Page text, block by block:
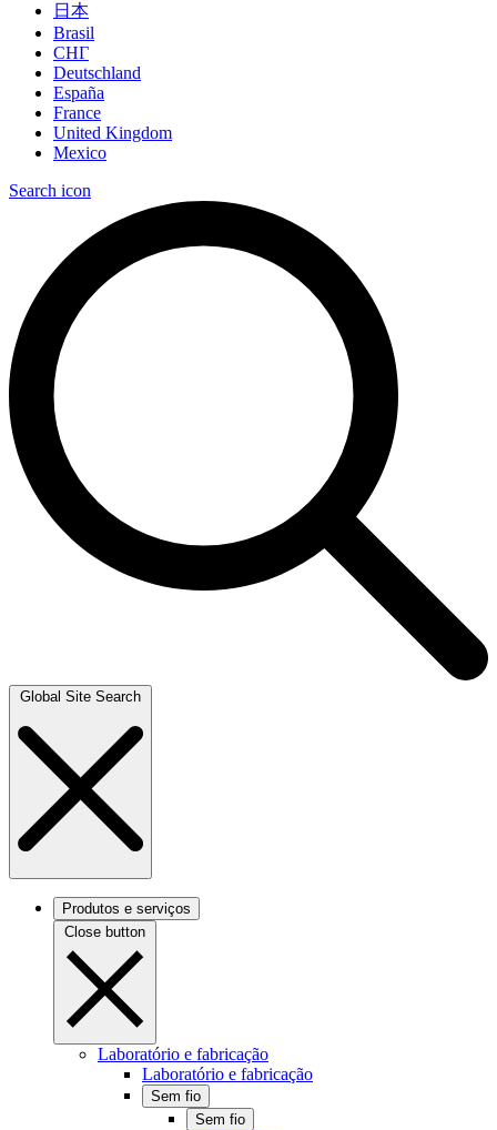
日本
Brasil
СНГ
Deutschland
España
France
United Kingdom
Mexico
Search icon
Global Site Search
Produtos e serviços
Close button
Laboratório e fabricação
Laboratório e fabricação
Sem fio
Sem fio